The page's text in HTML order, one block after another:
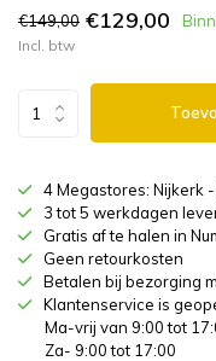
€149,00 €129,00
Incl. btw
4 Megastores: Nijkerk
3 tot 5 werkdagen
Gratis af te halen in
Geen retourkosten
Betalen bij bezorging
Klantenservice is
Ma-vrij van 9:00 tot
Za- 9:00 tot 17:00